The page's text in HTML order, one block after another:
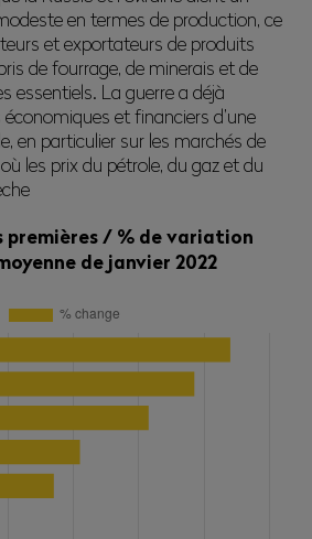
en termes de production, ce
et exportateurs de produits
de fourrage, de minerais et de
essentiels. La guerre a déjà
et financiers d’une
en particulier sur les marchés de
les prix du pétrole, du gaz et du
premières / % de variation
de janvier 2022